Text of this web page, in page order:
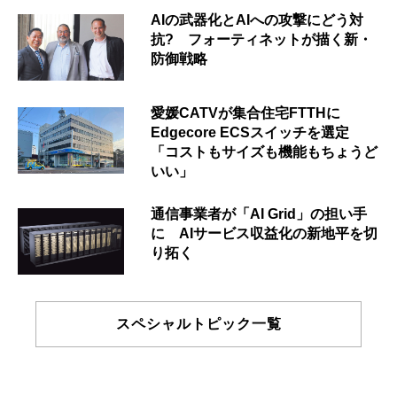
AIの武器化とAIへの攻撃にどう対
抗? フォーティネットが描く新・
防御戦略
愛媛CATVが集合住宅FTTHに
Edgecore ECSスイッチを選定
「コストもサイズも機能もちょうど
いい」
通信事業者が「AI Grid」の担い手
に AIサービス収益化の新地平を切
り拓く
スペシャルトピック一覧